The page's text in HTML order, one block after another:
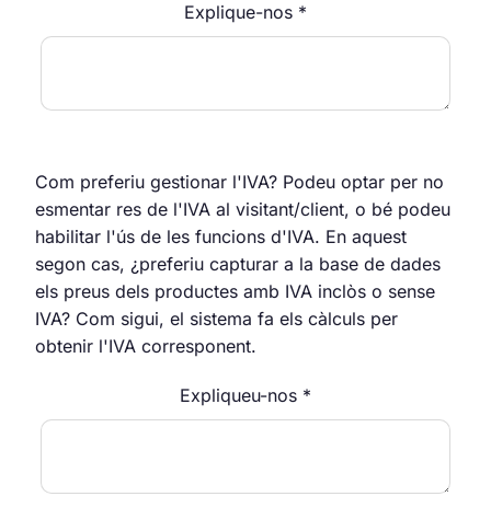
Explique-nos *
Com preferiu gestionar l'IVA? Podeu optar per no
esmentar res de l'IVA al visitant/client, o bé podeu
habilitar l'ús de les funcions d'IVA. En aquest
segon cas, ¿preferiu capturar a la base de dades
els preus dels productes amb IVA inclòs o sense
IVA? Com sigui, el sistema fa els càlculs per
obtenir l'IVA corresponent.
Expliqueu-nos *